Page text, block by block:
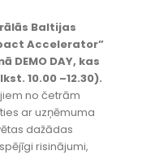
Baltijas
Accelerator”
DAY, kas
10.00 –12.30).
no četrām
ar uzņēmuma
dažādas
risinājumi,